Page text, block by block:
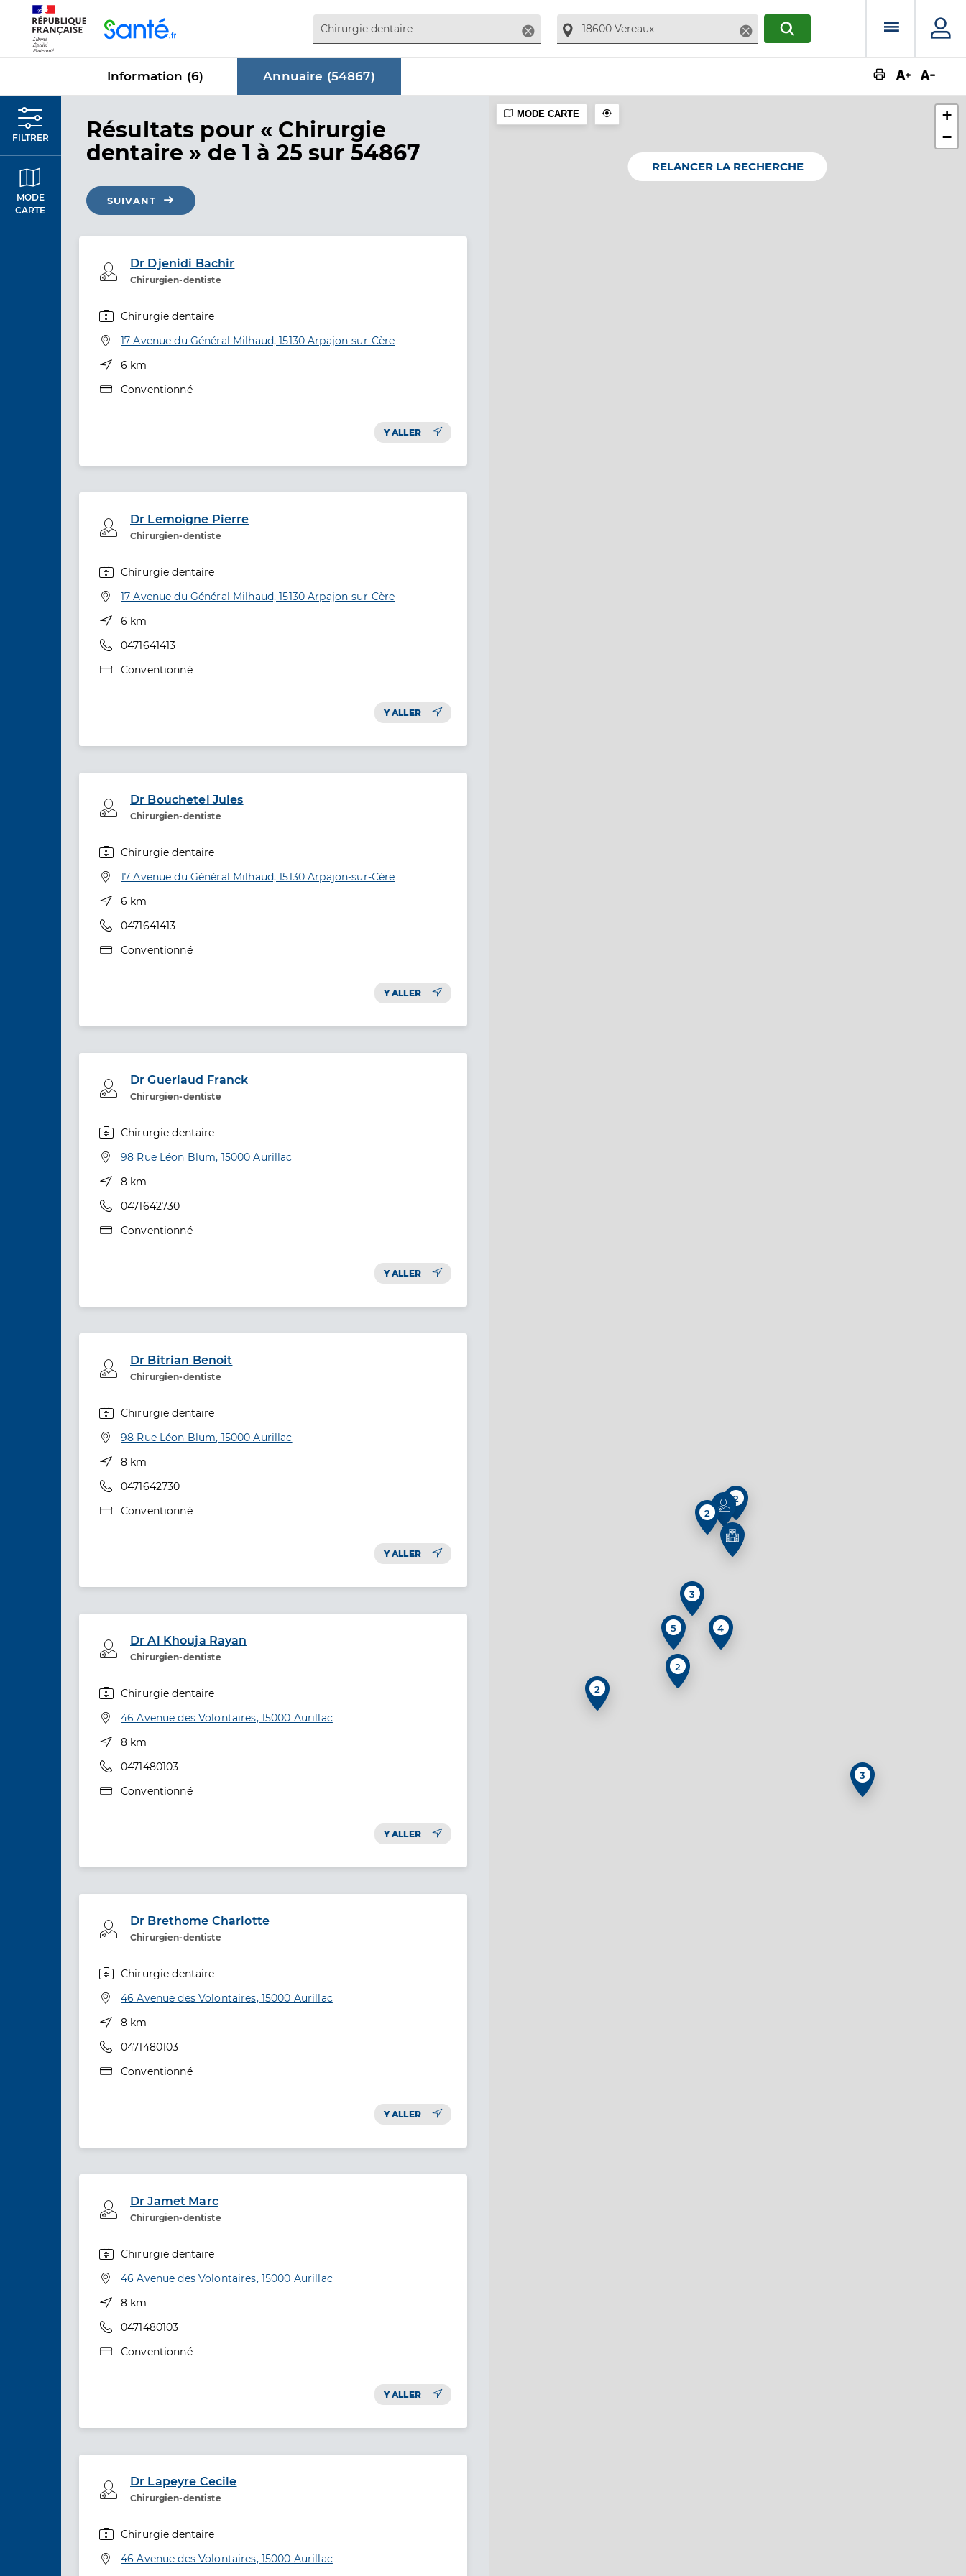
Supprimer SupprimerRECHERCHERMenu
Information (6) Annuaire (54867)
FILTRER
MODE
CARTE
Résultats dans Annuaire
pour « Chirurgie
dentaire » de 1 à 25 sur 54867
SUIVANT
Dr Djenidi Bachir
Chirurgien-dentiste
Professionel de santé
Chirurgie dentaire
Adresse
17 Avenue du Général Milhaud, 15130 Arpajon-sur-Cère
Distance
6 km
Type de convention
Conventionné
Y ALLER
Dr Lemoigne Pierre
Chirurgien-dentiste
Professionel de santé
Chirurgie dentaire
Adresse
17 Avenue du Général Milhaud, 15130 Arpajon-sur-Cère
Distance
6 km
Téléphone
0471641413
Type de convention
Conventionné
Y ALLER
Dr Bouchetel Jules
Chirurgien-dentiste
Professionel de santé
Chirurgie dentaire
Adresse
17 Avenue du Général Milhaud, 15130 Arpajon-sur-Cère
Distance
6 km
Téléphone
0471641413
Type de convention
Conventionné
Y ALLER
Dr Gueriaud Franck
Chirurgien-dentiste
Professionel de santé
Chirurgie dentaire
Adresse
98 Rue Léon Blum, 15000 Aurillac
Distance
8 km
Téléphone
0471642730
Type de convention
Conventionné
Y ALLER
Dr Bitrian Benoit
Chirurgien-dentiste
Professionel de santé
Chirurgie dentaire
Adresse
98 Rue Léon Blum, 15000 Aurillac
Distance
8 km
Téléphone
0471642730
Type de convention
Conventionné
Y ALLER
Dr Al Khouja Rayan
Chirurgien-dentiste
Professionel de santé
Chirurgie dentaire
Adresse
46 Avenue des Volontaires, 15000 Aurillac
Distance
8 km
Téléphone
0471480103
Type de convention
Conventionné
Y ALLER
Dr Brethome Charlotte
Chirurgien-dentiste
Professionel de santé
Chirurgie dentaire
Adresse
46 Avenue des Volontaires, 15000 Aurillac
Distance
8 km
Téléphone
0471480103
Type de convention
Conventionné
Y ALLER
Dr Jamet Marc
Chirurgien-dentiste
Professionel de santé
Chirurgie dentaire
Adresse
46 Avenue des Volontaires, 15000 Aurillac
Distance
8 km
Téléphone
0471480103
Type de convention
Conventionné
Y ALLER
Dr Lapeyre Cecile
Chirurgien-dentiste
Professionel de santé
Chirurgie dentaire
Adresse
46 Avenue des Volontaires, 15000 Aurillac
3
2
4
2
5
3
2
2
+
−
MODE CARTE
RELANCER LA RECHERCHE
Panneau de gestion des cookies